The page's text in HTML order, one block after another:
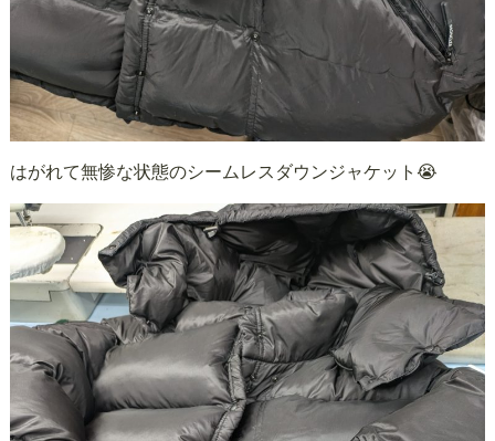
はがれて無惨な状態のシームレスダウンジャケット😭